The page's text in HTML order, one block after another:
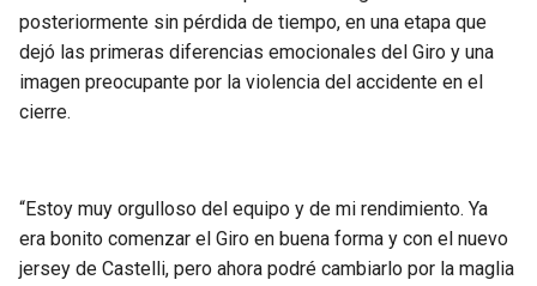
posteriormente sin pérdida de tiempo, en una etapa que
dejó las primeras diferencias emocionales del Giro y una
imagen preocupante por la violencia del accidente en el
cierre.
“Estoy muy orgulloso del equipo y de mi rendimiento. Ya
era bonito comenzar el Giro en buena forma y con el nuevo
jersey de Castelli, pero ahora podré cambiarlo por la maglia